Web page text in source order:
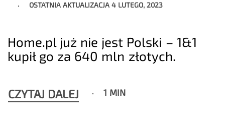
OSTATNIA AKTUALIZACJA4 LUTEGO, 2023
Home.pl już nie jest Polski – 1&1
kupił go za 640 mln złotych.
CZYTAJ DALEJ 1 MIN